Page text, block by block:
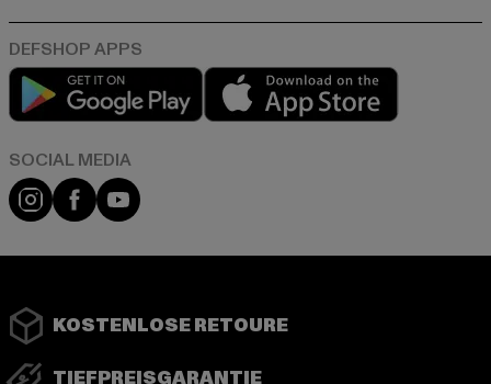
Play market
Instagram
FacebookYouTube
KOSTENLOSE RETOURE
TIEFPREISGARANTIE